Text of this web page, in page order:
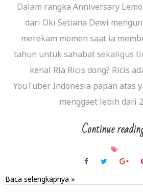
Dalam rangka Anniversary
dari Oki Setiana Dewi
merekam momen saat ia
tahun untuk sahabat sekaligus
kenal Ria Ricis dong? Ricis
YouTuber Indonesia papan atas
menggaet lebih dari
Continue
Baca selengkapnya »